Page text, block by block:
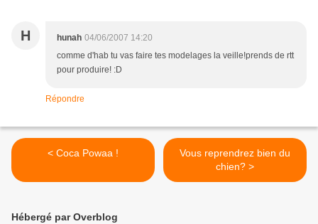
H hunah 04/06/2007 14:20
comme d'hab tu vas faire tes modelages la veille!prends de rtt
pour produire! :D
Répondre
< Coca Powaa !
Vous reprendrez bien du
chien? >
Hébergé par Overblog